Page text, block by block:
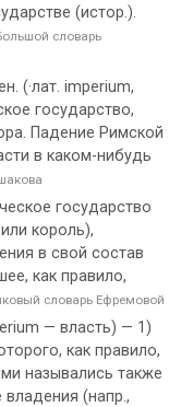
(истор.).
словарь
(·лат. imperium,
государство,
Падение Римской
в каком-нибудь
государство
король),
в свой состав
как правило,
словарь Ефремовой
— власть) — 1)
как правило,
назывались также
(напр.,